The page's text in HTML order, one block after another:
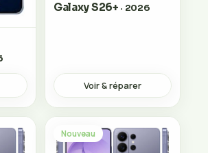
Galaxy S26+ · 2026
Voir & réparer
Nouveau